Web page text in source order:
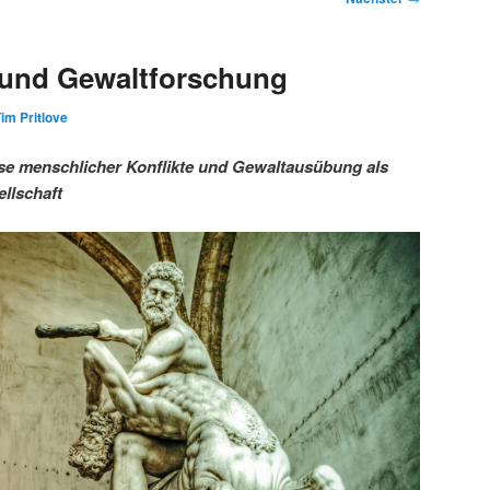
Gewaltforschung
Pritlove
menschlicher Konflikte und Gewaltausübung als